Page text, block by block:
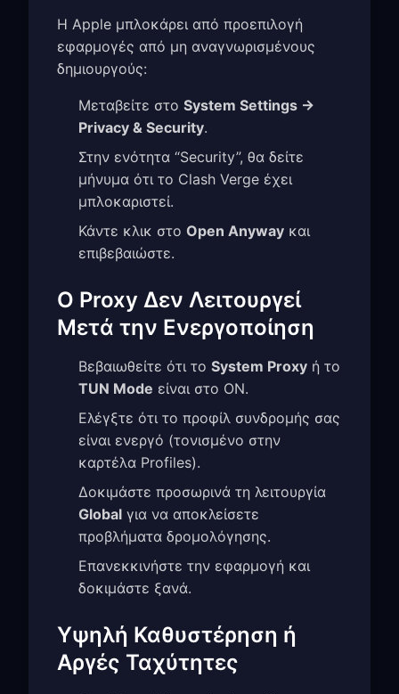
Η Apple μπλοκάρει από προεπιλογή
εφαρμογές από μη αναγνωρισμένους
δημιουργούς:
Μεταβείτε στο System Settings →
Privacy & Security.
Στην ενότητα “Security”, θα δείτε
μήνυμα ότι το Clash Verge έχει
μπλοκαριστεί.
Κάντε κλικ στο Open Anyway και
επιβεβαιώστε.
Ο Proxy Δεν Λειτουργεί
Μετά την Ενεργοποίηση
Βεβαιωθείτε ότι το System Proxy ή το
TUN Mode είναι στο ON.
Ελέγξτε ότι το προφίλ συνδρομής σας
είναι ενεργό (τονισμένο στην
καρτέλα Profiles).
Δοκιμάστε προσωρινά τη λειτουργία
Global για να αποκλείσετε
προβλήματα δρομολόγησης.
Επανεκκινήστε την εφαρμογή και
δοκιμάστε ξανά.
Υψηλή Καθυστέρηση ή
Αργές Ταχύτητες